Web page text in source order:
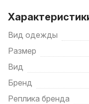
Вид одежды
Размер
Вид
Бренд
Реплика бренда